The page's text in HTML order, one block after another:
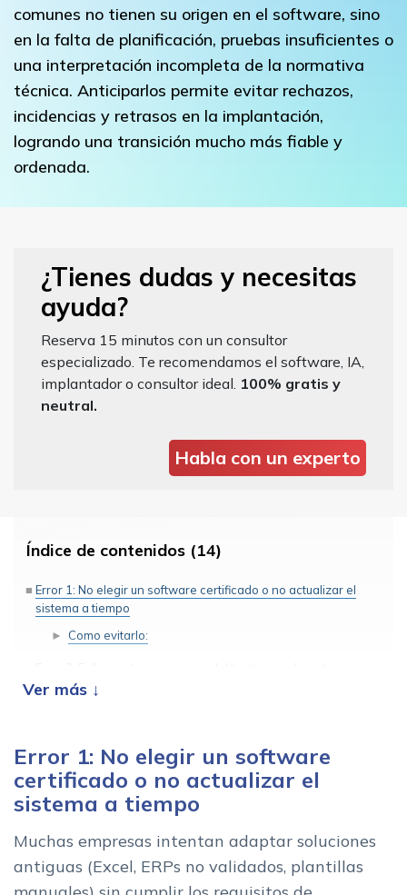
comunes no tienen su origen en el software, sino
en la falta de planificación, pruebas insuficientes o
una interpretación incompleta de la normativa
técnica. Anticiparlos permite evitar rechazos,
incidencias y retrasos en la implantación,
logrando una transición mucho más fiable y
ordenada.
¿Tienes dudas y necesitas
ayuda?
Reserva 15 minutos con un consultor
especializado. Te recomendamos el software, IA,
implantador o consultor ideal. 100% gratis y
neutral.
Habla con un experto
Índice de contenidos (14)
Error 1: No elegir un software certificado o no actualizar el
sistema a tiempo
Como evitarlo:
registro de eventos
Error 3: Problemas con la generacion del codigo QR en las
facturas
Como evitarlo:
manuales
Como evitarlo:
Error 1: No elegir un software
certificado o no actualizar el
sistema a tiempo
Muchas empresas intentan adaptar soluciones
antiguas (Excel, ERPs no validados, plantillas